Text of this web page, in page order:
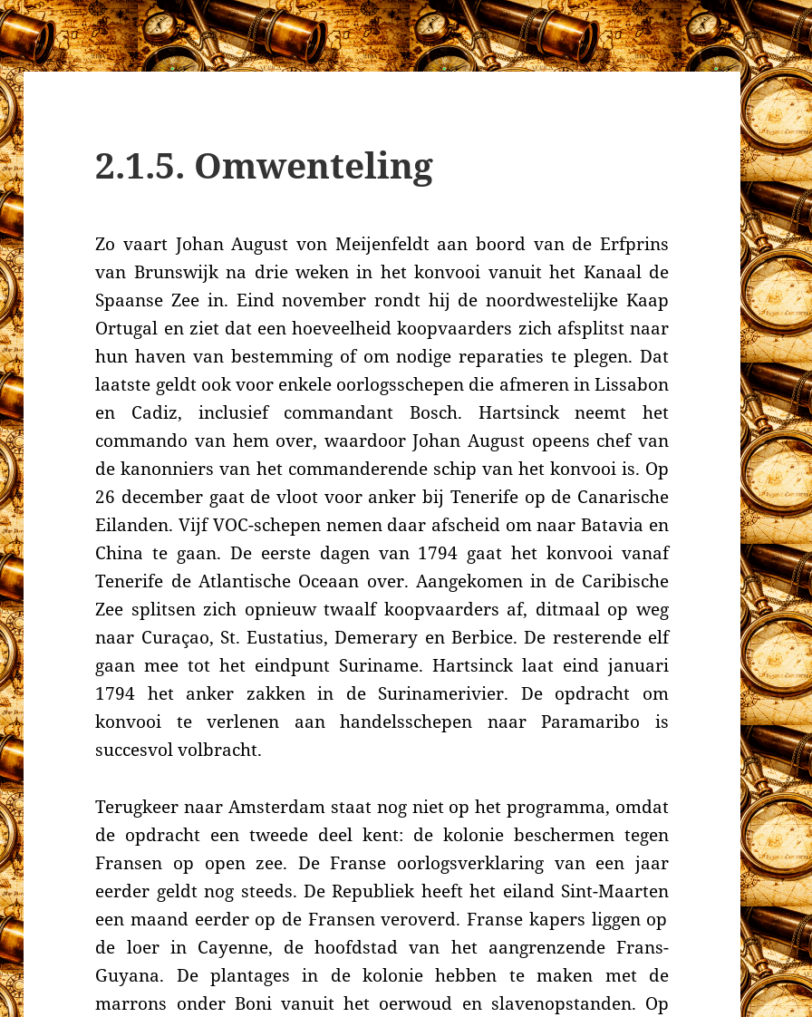
2.1.5. Omwenteling
Zo vaart Johan August von Meijenfeldt aan boord van de Erfprins
van Brunswijk na drie weken in het konvooi vanuit het Kanaal de
Spaanse Zee in. Eind november rondt hij de noordwestelijke Kaap
Ortugal en ziet dat een hoeveelheid koopvaarders zich afsplitst naar
hun haven van bestemming of om nodige reparaties te plegen. Dat
laatste geldt ook voor enkele oorlogsschepen die afmeren in Lissabon
en Cadiz, inclusief commandant Bosch. Hartsinck neemt het
commando van hem over, waardoor Johan August opeens chef van
de kanonniers van het commanderende schip van het konvooi is. Op
26 december gaat de vloot voor anker bij Tenerife op de Canarische
Eilanden. Vijf VOC-schepen nemen daar afscheid om naar Batavia en
China te gaan. De eerste dagen van 1794 gaat het konvooi vanaf
Tenerife de Atlantische Oceaan over. Aangekomen in de Caribische
Zee splitsen zich opnieuw twaalf koopvaarders af, ditmaal op weg
naar Curaçao, St. Eustatius, Demerary en Berbice. De resterende elf
gaan mee tot het eindpunt Suriname.Hartsinck laat eind januari
1794 het anker zakken in de Surinamerivier. De opdracht om
konvooi te verlenen aan handelsschepen naar Paramaribo is
succesvol volbracht.
Terugkeer naar Amsterdam staat nog niet op het programma, omdat
de opdracht een tweede deel kent: de kolonie beschermen tegen
Fransen op open zee. De Franse oorlogsverklaring van een jaar
eerder geldt nog steeds. De Republiek heeft het eiland Sint-Maarten
een maand eerder op de Fransen veroverd. Franse kapers liggen op
de loer in Cayenne, de hoofdstad van het aangrenzende Frans-
Guyana. De plantages in de kolonie hebben te maken met de
marrons onder Boni vanuit het oerwoud en slavenopstanden. Op